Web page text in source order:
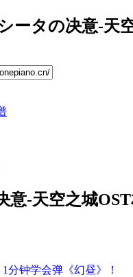
ータの决意-天
意-天空之城
1分钟学会弹《幻昼》！